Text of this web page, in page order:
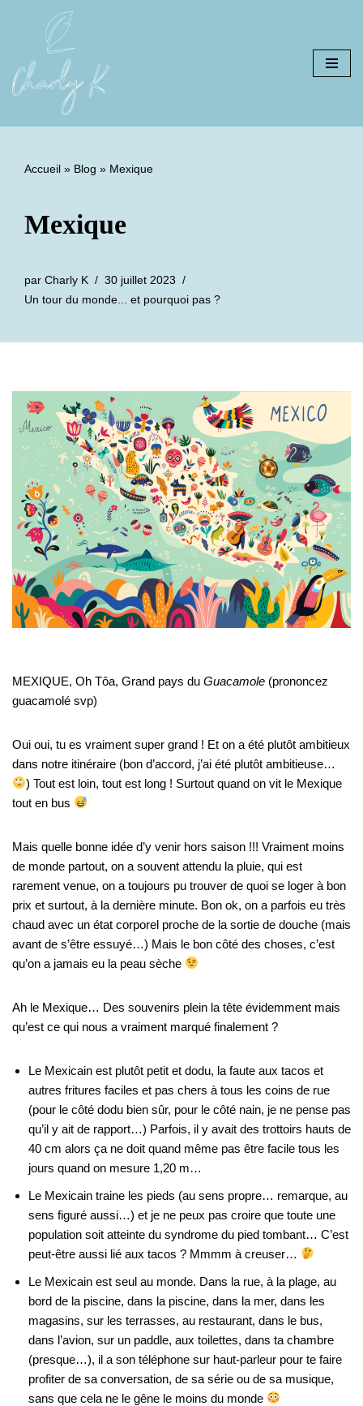
contenu
Accueil » Blog » Mexique
Mexique
par Charly K
30 juillet 2023
Un tour du monde... et pourquoi pas ?
MEXIQUE, Oh Tôa, Grand pays du Guacamole (prononcez
guacamolé svp)
Oui oui, tu es vraiment super grand ! Et on a été plutôt ambitieux
dans notre itinéraire (bon d’accord, j’ai été plutôt ambitieuse…
) Tout est loin, tout est long ! Surtout quand on vit le Mexique
tout en bus
Mais quelle bonne idée d’y venir hors saison !!! Vraiment moins
de monde partout, on a souvent attendu la pluie, qui est
rarement venue, on a toujours pu trouver de quoi se loger à bon
prix et surtout, à la dernière minute. Bon ok, on a parfois eu très
chaud avec un état corporel proche de la sortie de douche (mais
avant de s’être essuyé…) Mais le bon côté des choses, c’est
qu’on a jamais eu la peau sèche
Ah le Mexique… Des souvenirs plein la tête évidemment mais
qu’est ce qui nous a vraiment marqué finalement ?
Le Mexicain est plutôt petit et dodu, la faute aux tacos et
autres fritures faciles et pas chers à tous les coins de rue
(pour le côté dodu bien sûr, pour le côté nain, je ne pense pas
qu’il y ait de rapport…) Parfois, il y avait des trottoirs hauts de
40 cm alors ça ne doit quand même pas être facile tous les
jours quand on mesure 1,20 m…
Le Mexicain traine les pieds (au sens propre… remarque, au
sens figuré aussi…) et je ne peux pas croire que toute une
population soit atteinte du syndrome du pied tombant… C’est
peut-être aussi lié aux tacos ? Mmmm à creuser…
Le Mexicain est seul au monde. Dans la rue, à la plage, au
bord de la piscine, dans la piscine, dans la mer, dans les
magasins, sur les terrasses, au restaurant, dans le bus,
dans l’avion, sur un paddle, aux toilettes, dans ta chambre
(presque…), il a son téléphone sur haut-parleur pour te faire
profiter de sa conversation, de sa série ou de sa musique,
sans que cela ne le gêne le moins du monde